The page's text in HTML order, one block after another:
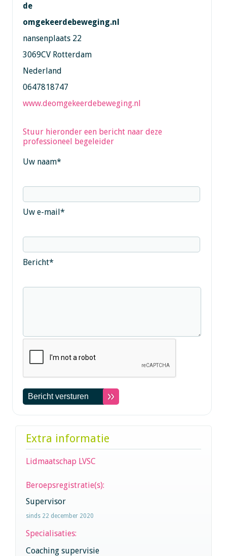
de
omgekeerdebeweging.nl
nansenplaats 22
3069CV Rotterdam
Nederland
0647818747
www.deomgekeerdebeweging.nl
Stuur hieronder een bericht naar deze
professioneel begeleider
Uw naam*
Uw e-mail*
Bericht*
Extra informatie
Lidmaatschap LVSC
Beroepsregistratie(s):
Supervisor
sinds 22 december 2020
Specialisaties:
Coaching supervisie